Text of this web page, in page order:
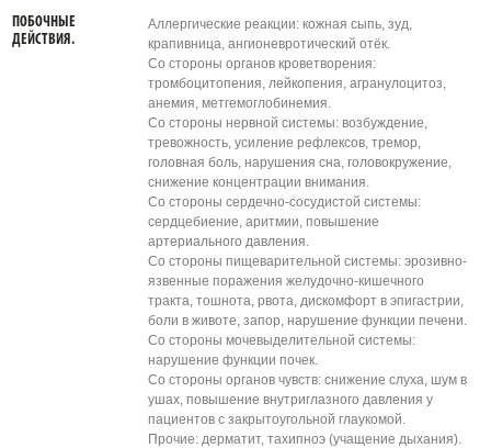
ПОБОЧНЫЕ
ДЕЙСТВИЯ.
Аллергические реакции: кожная сыпь, зуд,
крапивница, ангионевротический отёк.
Со стороны органов кроветворения:
тромбоцитопения, лейкопения, агранулоцитоз,
анемия, метгемоглобинемия.
Со стороны нервной системы: возбуждение,
тревожность, усиление рефлексов, тремор,
головная боль, нарушения сна, головокружение,
снижение концентрации внимания.
Со стороны сердечно-сосудистой системы:
сердцебиение, аритмии, повышение
артериального давления.
Со стороны пищеварительной системы: эрозивно-
язвенные поражения желудочно-кишечного
тракта, тошнота, рвота, дискомфорт в эпигастрии,
боли в животе, запор, нарушение функции печени.
Со стороны мочевыделительной системы:
нарушение функции почек.
Со стороны органов чувств: снижение слуха, шум в
ушах, повышение внутриглазного давления у
пациентов с закрытоугольной глаукомой.
Прочие: дерматит, тахипноэ (учащение дыхания).